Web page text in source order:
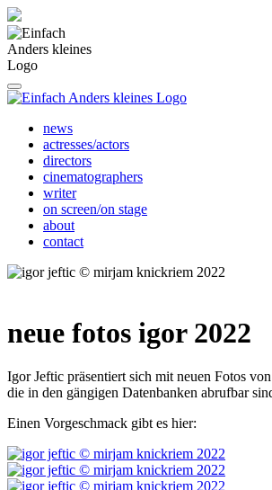
news
actresses/actors
directors
cinematographers
writer
on screen/on stage
about
contact
neue fotos igor 2022
Igor Jeftic präsentiert sich mit neuen Fotos
die in den gängigen Datenbanken abrufbar
Einen Vorgeschmack gibt es hier: